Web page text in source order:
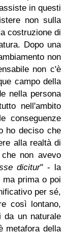
in questi
non sulla
costruzione di
Dopo una
non
non c'è
campo della
nella persona
nell'ambito
conseguenze
ho deciso che
alla realtà di
non avevo
dicitur" - la
prima o poi
per sé,
così lontano,
un naturale
metafora della